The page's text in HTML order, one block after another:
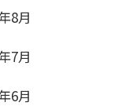
8月
7月
6月